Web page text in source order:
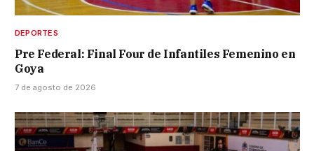
DEPORTES
Pre Federal: Final Four de Infantiles Femenino en
Goya
7 de agosto de 2026